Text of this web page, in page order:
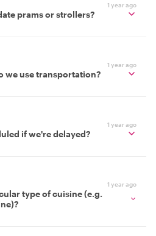
1 year ago
prams or strollers?
1 year ago
we use transportation?
1 year ago
if we're delayed?
1 year ago
type of cuisine (e.g.